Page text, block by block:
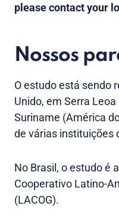
please contact your
Nossos
O estudo está sendo
Unido, em Serra
Suriname (América
de várias instituições
No Brasil, o estudo é
Cooperativo Latino-
(LACOG).